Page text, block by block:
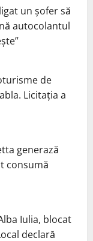
un șofer să
autocolantul
de
Licitația a
generază
consumă
Iulia, blocat
declară